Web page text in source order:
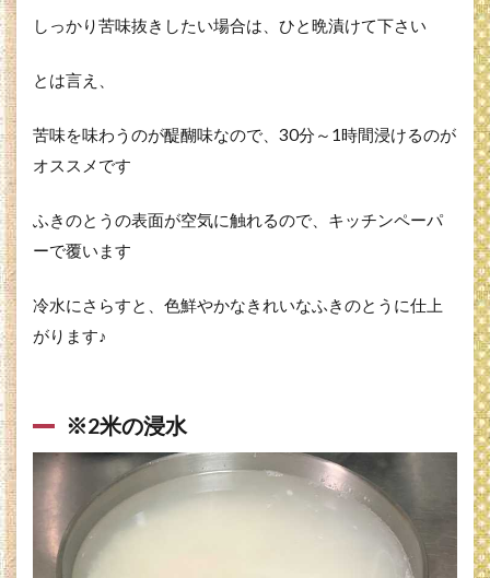
しっかり苦味抜きしたい場合は、ひと晩漬けて下さい
とは言え、
苦味を味わうのが醍醐味なので、30分～1時間浸けるのが
オススメです
ふきのとうの表面が空気に触れるので、キッチンペーパ
ーで覆います
冷水にさらすと、色鮮やかなきれいなふきのとうに仕上
がります♪
※2米の浸水